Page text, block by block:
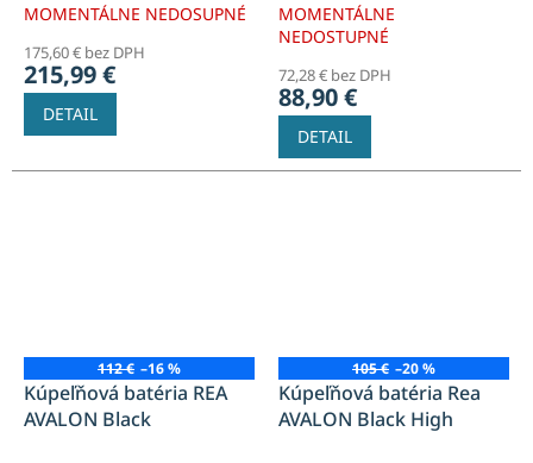
MOMENTÁLNE NEDOSUPNÉ
175,60 € bez DPH
215,99 €
DETAIL
MOMENTÁLNE
NEDOSTUPNÉ
72,28 € bez DPH
88,90 €
DETAIL
112 € –16 %
Kúpeľňová batéria REA
AVALON Black
105 € –20 %
Kúpeľňová batéria Rea
AVALON Black High